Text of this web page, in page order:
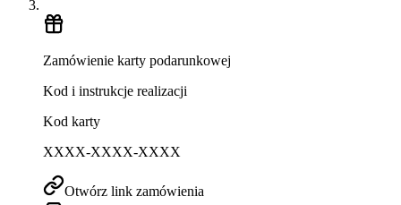
Zamówienie karty podarunkowej
Kod i instrukcje realizacji
Kod karty
XXXX-XXXX-XXXX
Otwórz link zamówienia